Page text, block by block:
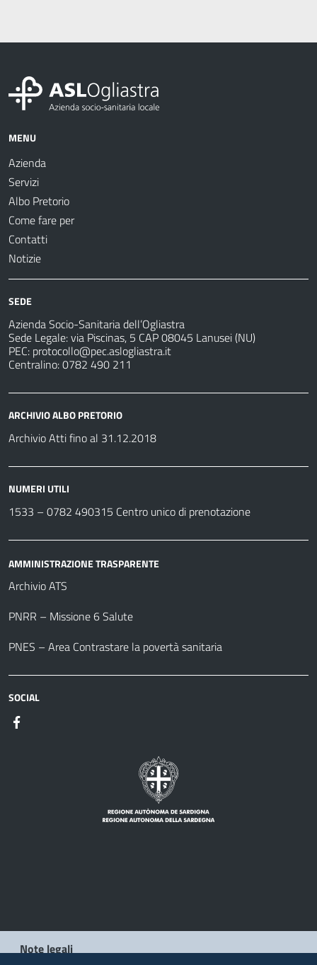
MENU
Azienda
Servizi
Albo Pretorio
Come fare per
Contatti
Notizie
SEDE
Azienda Socio-Sanitaria dell’Ogliastra
Sede Legale: via Piscinas, 5 CAP 08045 Lanusei (NU)
PEC: protocollo@pec.aslogliastra.it
Centralino: 0782 490 211
ARCHIVIO ALBO PRETORIO
Archivio Atti fino al 31.12.2018
NUMERI UTILI
1533 – 0782 490315 Centro unico di prenotazione
AMMINISTRAZIONE TRASPARENTE
Archivio ATS
PNRR – Missione 6 Salute
PNES – Area Contrastare la povertà sanitaria
SOCIAL
Note legali